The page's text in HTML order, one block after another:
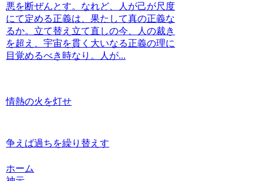
悪を断ぜんとす。なれど、人が己が尺度
にて定める正義は、果たして真の正義な
るか。立て替え立て直しの今、人の裁き
を超え、宇宙を貫く大いなる正義の理に
目覚めるべき時なり。人が...
情熱の火を灯せ
争えば過ちを繰り替えす
ホーム